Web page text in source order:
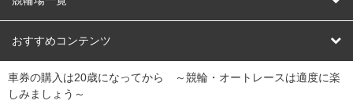
競輪くじ
Dokanto!
レース結果
キャリーオーバー一覧
北日本 函館競輪場
関
東
弥彦競輪場 前橋競輪場 取手競輪場 宇都宮競輪場
おすすめコンテンツ
競輪選手情報
車券の購入は20歳になってから ～競輪・オートレースは適度に楽
しみましょう～